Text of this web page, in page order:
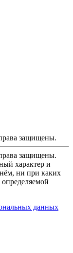
защищены.
защищены.
характер и
ни при каких
данных